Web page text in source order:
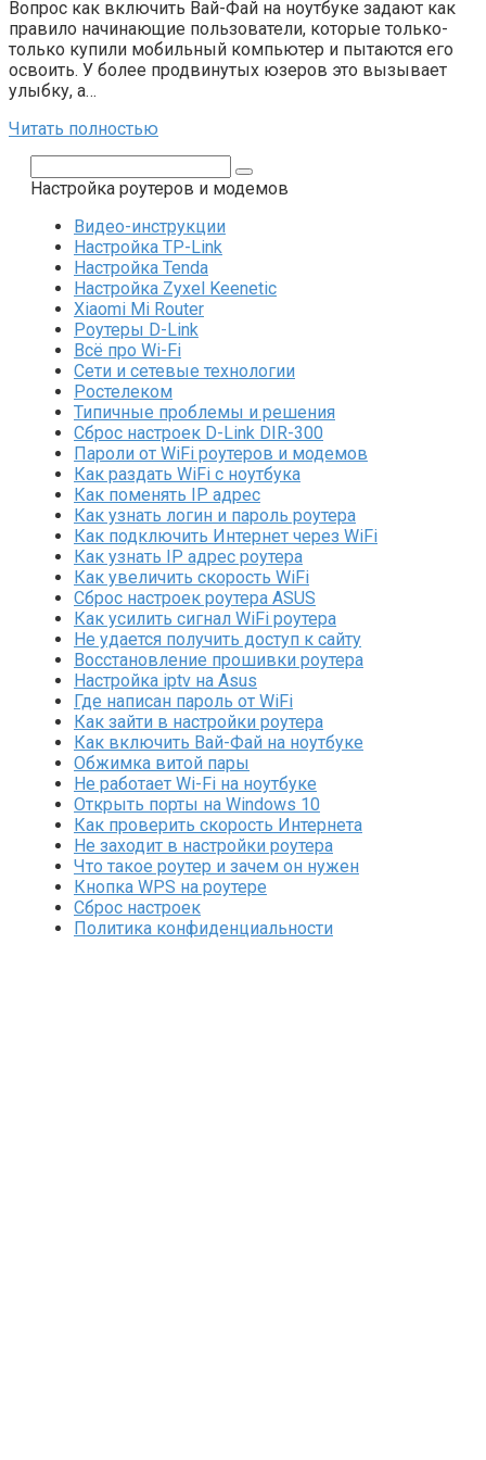
Вопрос как включить Вай-Фай на ноутбуке задают как
правило начинающие пользователи, которые только-
только купили мобильный компьютер и пытаются его
освоить. У более продвинутых юзеров это вызывает
улыбку, а…
Читать полностью
Настройка роутеров и модемов
Видео-инструкции
Настройка TP-Link
Настройка Tenda
Настройка Zyxel Keenetic
Xiaomi Mi Router
Роутеры D-Link
Всё про Wi-Fi
Сети и сетевые технологии
Ростелеком
Типичные проблемы и решения
Сброс настроек D-Link DIR-300
Пароли от WiFi роутеров и модемов
Как раздать WiFi с ноутбука
Как поменять IP адрес
Как узнать логин и пароль роутера
Как подключить Интернет через WiFi
Как узнать IP адрес роутера
Как увеличить скорость WiFi
Сброс настроек роутера ASUS
Как усилить сигнал WiFi роутера
Не удается получить доступ к сайту
Восстановление прошивки роутера
Настройка iptv на Asus
Где написан пароль от WiFi
Как зайти в настройки роутера
Как включить Вай-Фай на ноутбуке
Обжимка витой пары
Не работает Wi-Fi на ноутбуке
Открыть порты на Windows 10
Как проверить скорость Интернета
Не заходит в настройки роутера
Что такое роутер и зачем он нужен
Кнопка WPS на роутере
Сброс настроек
Политика конфиденциальности